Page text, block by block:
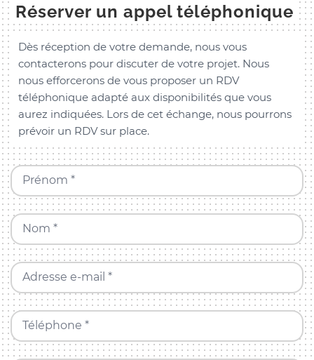
Réserver un appel téléphonique
Dès réception de votre demande, nous vous
contacterons pour discuter de votre projet. Nous
nous efforcerons de vous proposer un RDV
téléphonique adapté aux disponibilités que vous
aurez indiquées. Lors de cet échange, nous pourrons
prévoir un RDV sur place.
Prénom *
Nom *
Adresse e-mail *
Téléphone *